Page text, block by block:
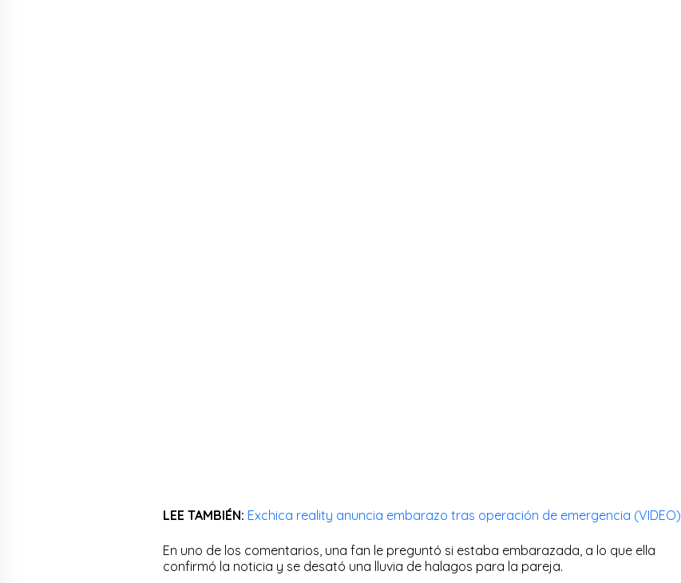
LEE TAMBIÉN: Exchica reality anuncia embarazo tras operación de emergencia (VIDEO)
En uno de los comentarios, una fan le preguntó si estaba embarazada, a lo que ella
confirmó la noticia y se desató una lluvia de halagos para la pareja.